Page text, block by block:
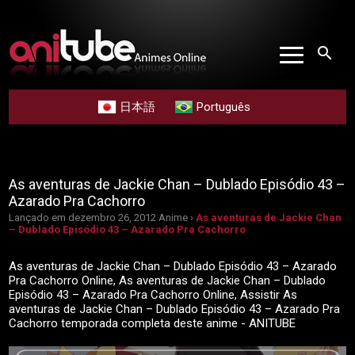
search
日本語 Português
As aventuras de Jackie Chan – Dublado Episódio 43 –
Azarado Pra Cachorro
Lançado em dezembro 26, 2012 Anime ›As aventuras de Jackie Chan
– Dublado Episódio 43 – Azarado Pra Cachorro
As aventuras de Jackie Chan – Dublado Episódio 43 – Azarado
Pra Cachorro Online, As aventuras de Jackie Chan – Dublado
Episódio 43 – Azarado Pra Cachorro Online, Assistir As
aventuras de Jackie Chan – Dublado Episódio 43 – Azarado Pra
Cachorro temporada completa deste anime - ANITUBE